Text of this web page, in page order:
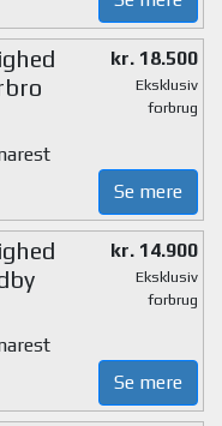
kr. 18.500
Eksklusiv
forbrug
Se mere
kr. 14.900
Eksklusiv
forbrug
Se mere